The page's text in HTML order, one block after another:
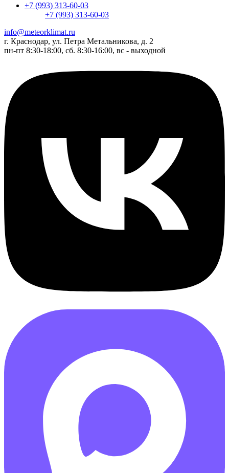
+7 (993) 313-60-03
+7 (993) 313-60-03
info@meteorklimat.ru
г. Краснодар, ул. Петра Метальникова, д. 2
пн-пт 8:30-18:00, сб. 8:30-16:00, вс - выходной